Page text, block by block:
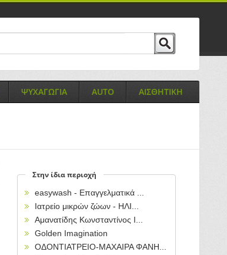
ΨΥΧΑΓΩΓΙΑ AUTO ΑΙΣΘΗΤΙΚΗ
Στην ίδια περιοχή
easywash - Επαγγελματικά ...
Ιατρείο μικρών ζώων - ΗΛΙ...
Αμανατίδης Κωνσταντίνος Ι...
Golden Imagination
ΟΔΟΝΤΙΑΤΡΕΙΟ-ΜΑΧΑΙΡΑ ΦΑΝΗ...